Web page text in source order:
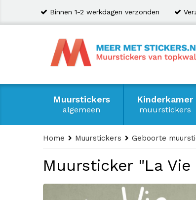
Binnen 1-2 werkdagen verzonden
Muurstickers
algemeen
Kinderkamer
muurstickers
Home Muurstickers Geboorte
Muursticker "La